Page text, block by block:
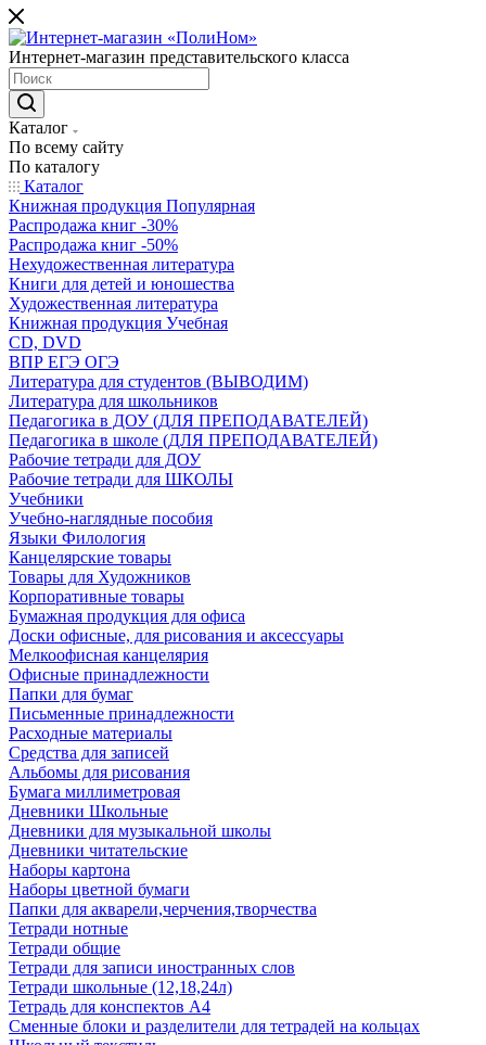
Интернет-магазин представительского класса
Каталог
По всему сайту
По каталогу
Каталог
Книжная продукция Популярная
Распродажа книг -30%
Распродажа книг -50%
Нехудожественная литература
Книги для детей и юношества
Художественная литература
Книжная продукция Учебная
CD, DVD
ВПР ЕГЭ ОГЭ
Литература для студентов (ВЫВОДИМ)
Литература для школьников
Педагогика в ДОУ (ДЛЯ ПРЕПОДАВАТЕЛЕЙ)
Педагогика в школе (ДЛЯ ПРЕПОДАВАТЕЛЕЙ)
Рабочие тетради для ДОУ
Рабочие тетради для ШКОЛЫ
Учебники
Учебно-наглядные пособия
Языки Филология
Канцелярские товары
Товары для Художников
Корпоративные товары
Бумажная продукция для офиса
Доски офисные, для рисования и аксессуары
Мелкоофисная канцелярия
Офисные принадлежности
Папки для бумаг
Письменные принадлежности
Расходные материалы
Средства для записей
Альбомы для рисования
Бумага миллиметровая
Дневники Школьные
Дневники для музыкальной школы
Дневники читательские
Наборы картона
Наборы цветной бумаги
Папки для акварели,черчения,творчества
Тетради нотные
Тетради общие
Тетради для записи иностранных слов
Тетради школьные (12,18,24л)
Тетрадь для конспектов А4
Сменные блоки и разделители для тетрадей на кольцах